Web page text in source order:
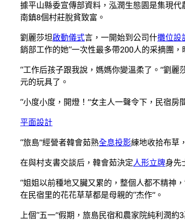
據平山縣委宣傳部資料，泓潤生態園是集現
南鎮8個村莊脫貧致富。
劉麗莎坦啟動儀式言，一開始到公司什攤位設
銷部工作的她“一次性最多帶200人的采摘團，
“工作后孩子跟我說，媽媽你變溫柔了。”劉麗
元的玩具了。
“小度小度，開燈！”女主人一聲令下，民宿
平面設計
“旅島”經營者韓會茹熟全息投影練地收拾布草
在與村支書交談后，韓會茹決定人形立牌身先
“姐姐以前種地又臟又累的，整個人都不精神
在民宿里的花花草草都是母親的“杰作”。
上個“五一”假期，旅島民宿和農家院純利潤約3